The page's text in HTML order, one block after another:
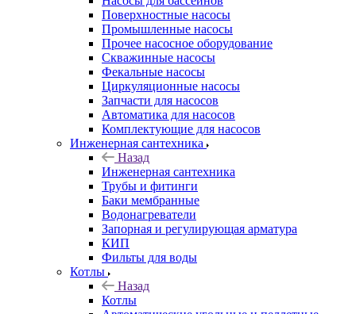
Поверхностные насосы
Промышленные насосы
Прочее насосное оборудование
Скважинные насосы
Фекальные насосы
Циркуляционные насосы
Запчасти для насосов
Автоматика для насосов
Комплектующие для насосов
Инженерная сантехника
Назад
Инженерная сантехника
Трубы и фитинги
Баки мембранные
Водонагреватели
Запорная и регулирующая арматура
КИП
Фильты для воды
Котлы
Назад
Котлы